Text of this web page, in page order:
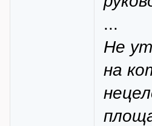
...
Не
на